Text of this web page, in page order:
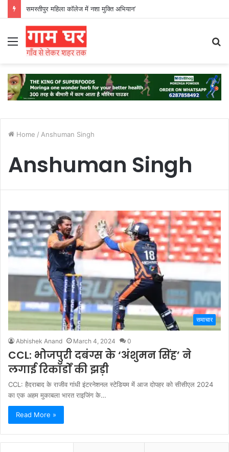
समस्तीपुर महिला कॉलेज में नशा मुक्ति अभियान’
Menu
Home / Anshuman Singh
Anshuman Singh
समाचार
Abhishek Anand March 4, 2024 0
CCL: भोजपुरी दबंग्स के ‘अंशुमन सिंह’ ने
लगाई रिकॉर्डों की झड़ी
CCL: हैदराबाद के राजीव गांधी इंटरनेशनल स्टेडियम में आज दोपहर को सीसीएल 2024
का एक अहम मुकाबला भारत राइजिंग के…
Read More »